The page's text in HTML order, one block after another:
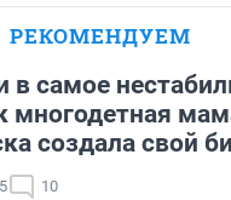
РЕКОМЕНДУЕМ
в самое
многодетная
создала свой
10